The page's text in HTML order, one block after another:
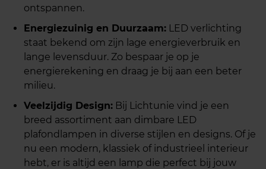
ontspannen.
Energiezuinig en Duurzaam: LED verlichting
staat bekend om zijn lage energieverbruik en
lange levensduur. Zo bespaar je op je
energierekening en draag je bij aan een beter
milieu.
Veelzijdig Design: Bij Lichtunie vind je een
breed assortiment aan dimbare LED
plafondlampen in diverse stijlen en designs. Of je
nu een modern, klassiek of industrieel interieur
hebt, er is altijd een lamp die perfect bij jouw